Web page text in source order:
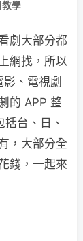
教學
劇大部分都
網找，所以
、電視劇
的 APP 整
台、日、
，大部分全
錢，一起來